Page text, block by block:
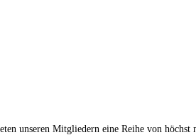
unseren Mitgliedern eine Reihe von